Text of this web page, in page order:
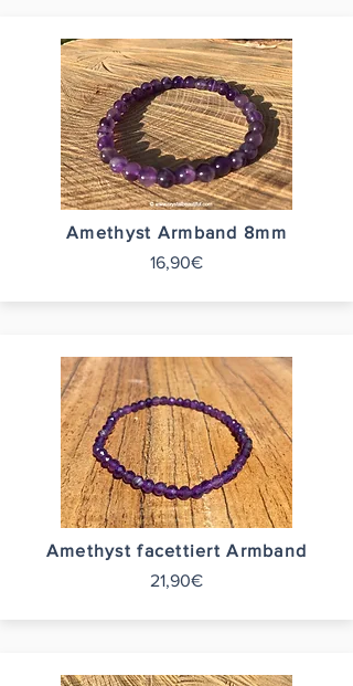
Amethyst Armband 8mm
16,90€
Amethyst facettiert Armband
21,90€